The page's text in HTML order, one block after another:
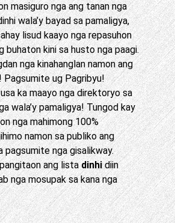
masiguro nga ang tanan nga
wala’y bayad sa pamaligya,
lisud kaayo nga repasuhon
buhaton kini sa husto nga paagi.
nga kinahanglan namon ang
Pagsumite ug Pagribyu!
ka maayo nga direktoryo sa
wala’y pamaligya! Tungod kay
nga mahimong 100%
namon sa publiko ang
pagsumite nga gisalikway.
ang listadinhidiin
nga mosupak sa kana nga